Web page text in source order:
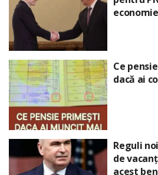
Ce
dacă ai
Reguli
de
acest